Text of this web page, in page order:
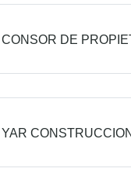
CONSOR DE
YAR